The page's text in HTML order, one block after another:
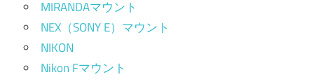
MIRANDAマウント
NEX（SONY E）マウント
NIKON
Nikon Fマウント